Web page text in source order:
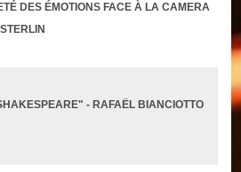
DES ÉMOTIONS FACE À LA CAMERA
- RAFAËL BIANCIOTTO